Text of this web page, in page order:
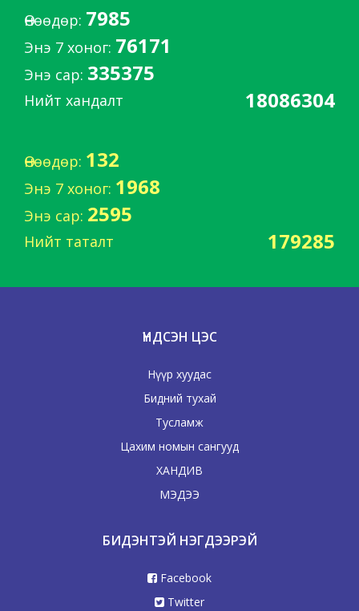
Өнөөдөр: 7985
Энэ 7 хоног: 76171
Энэ сар: 335375
Нийт хандалт 18086304
Өнөөдөр: 132
Энэ 7 хоног: 1968
Энэ сар: 2595
Нийт таталт 179285
ҮНДСЭН ЦЭС
Нүүр хуудас
Бидний тухай
Тусламж
Цахим номын сангууд
ХАНДИВ
МЭДЭЭ
БИДЭНТЭЙ НЭГДЭЭРЭЙ
Facebook
Twitter